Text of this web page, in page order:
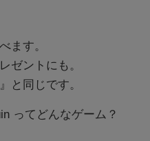
ます。
ゼントにも。
と同じです。
ってどんなゲーム？